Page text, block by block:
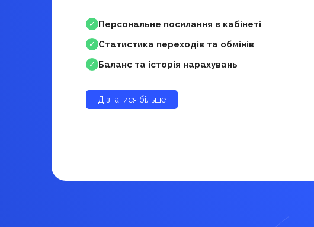
✓ Персональне посилання в кабінеті
✓ Статистика переходів та обмінів
✓ Баланс та історія нарахувань
Дізнатися більше